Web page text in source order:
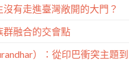
有走進臺灣敞開的大門？
群融合的交會點
）：從印巴衝突主題到